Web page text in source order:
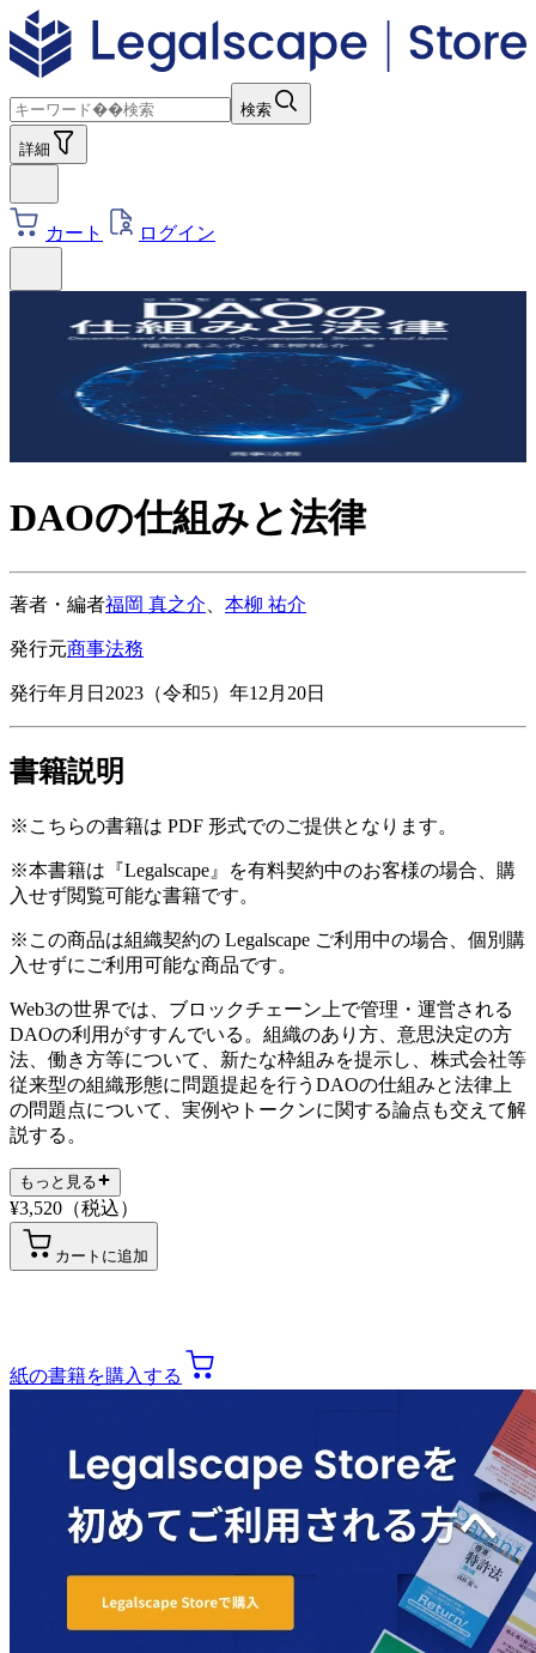
検索
詳細
カート ログイン
DAOの仕組みと法律
著者・編者福岡 真之介 本柳 祐介
発行元商事法務
発行年月日 2023（令和5）年12月20日
書籍説明
※こちらの書籍は PDF 形式でのご提供となります。
※本書籍は『Legalscape』を有料契約中のお客様の場合、購
入せず閲覧可能な書籍です。
※この商品は組織契約の Legalscape ご利用中の場合、個別購
入せずにご利用可能な商品です。
Web3の世界では、ブロックチェーン上で管理・運営される
DAOの利用がすすんでいる。組織のあり方、意思決定の方
法、働き方等について、新たな枠組みを提示し、株式会社等
従来型の組織形態に問題提起を行うDAOの仕組みと法律上
の問題点について、実例やトークンに関する論点も交えて解
説する。
もっと見る
¥3,520 （税込）
カートに追加
紙の書籍を購入する